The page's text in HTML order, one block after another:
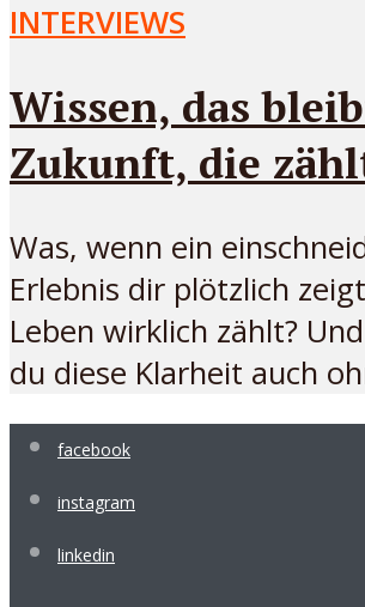
INTERVIEWS
Wissen, das
Zukunft, die
Was, wenn ein
Erlebnis dir plötzlich
Leben wirklich zählt?
du diese Klarheit auch
facebook
instagram
linkedin